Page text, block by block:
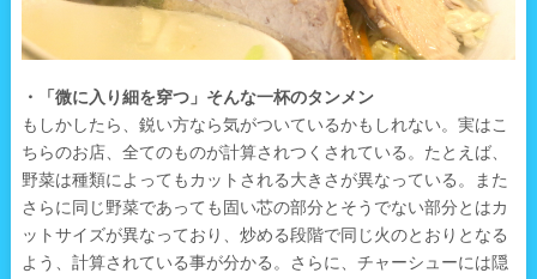
・「微に入り細を穿つ」そんな一杯のタンメン
もしかしたら、鋭い方なら気がついているかもしれない。実はこ
ちらのお店、全てのものが計算されつくされている。たとえば、
野菜は種類によってもカットされる大きさが異なっている。また
さらに同じ野菜であっても固い芯の部分とそうでない部分とはカ
ットサイズが異なっており、炒める段階で同じ火のとおりとなる
よう、計算されている事が分かる。さらに、チャーシューには隠